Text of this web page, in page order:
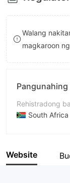
7
8
9
Walang
magkaroon
Rehistradong
South Africa
Kumpanya
Website